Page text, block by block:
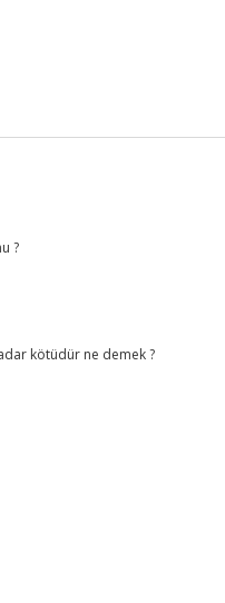
?
kötüdür ne demek ?